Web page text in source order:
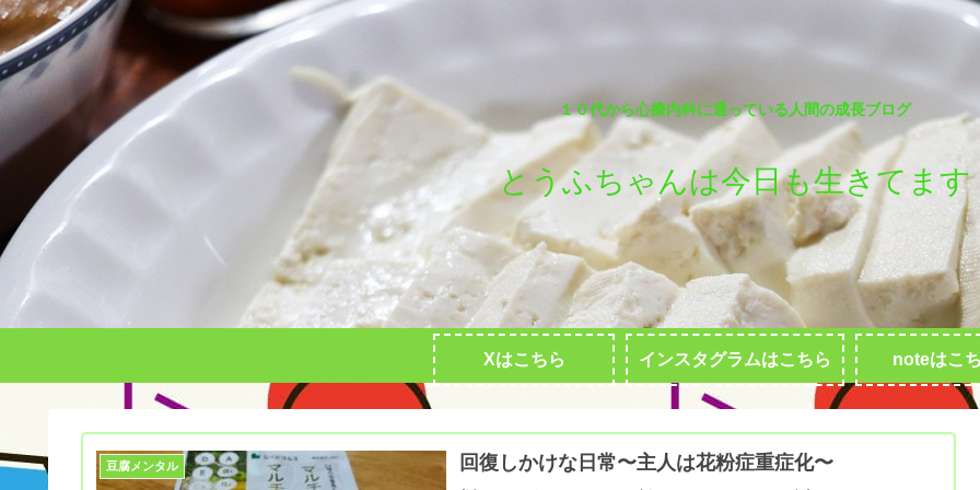
１０代から心療内科に通っている人間の成長ブログ
とうふちゃんは今日も生きてます
Xはこちら インスタグラムはこちら noteはこ
豆腐メンタル
回復しかけな日常〜主人は花粉症重症化〜